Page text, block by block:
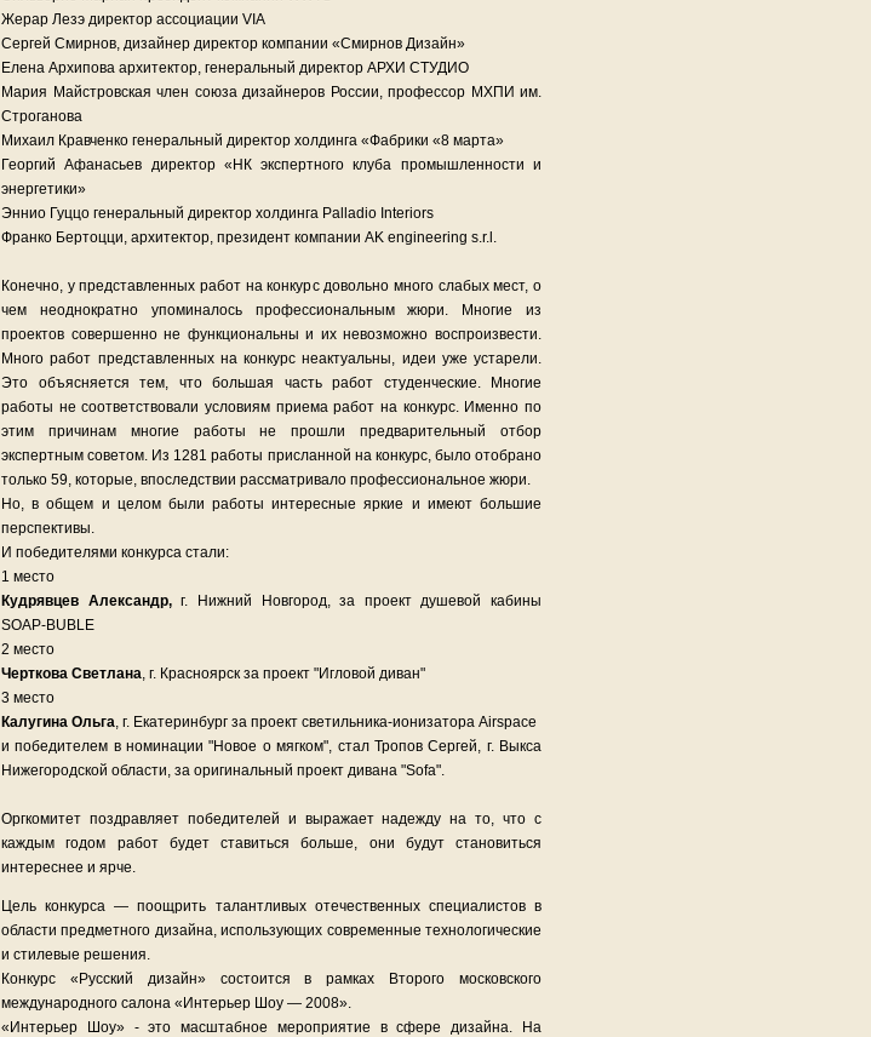
Жерар Лезэ директор ассоциации VIA
Сергей Смирнов, дизайнер директор компании «Смирнов Дизайн»
Елена Архипова архитектор, генеральный директор АРХИ СТУДИО
Мария Майстровская член союза дизайнеров России, профессор МХПИ им.
Строганова
Михаил Кравченко генеральный директор холдинга «Фабрики «8 марта»
Георгий Афанасьев директор «НК экспертного клуба промышленности и
энергетики»
Эннио Гуццо генеральный директор холдинга Palladio Interiors
Франко Бертоцци, архитектор, президент компании AK engineering s.r.l.
Конечно, у представленных работ на конкурс довольно много слабых мест, о
чем неоднократно упоминалось профессиональным жюри. Многие из
проектов совершенно не функциональны и их невозможно воспроизвести.
Много работ представленных на конкурс неактуальны, идеи уже устарели.
Это объясняется тем, что большая часть работ студенческие. Многие
работы не соответствовали условиям приема работ на конкурс. Именно по
этим причинам многие работы не прошли предварительный отбор
экспертным советом. Из 1281 работы присланной на конкурс, было отобрано
только 59, которые, впоследствии рассматривало профессиональное жюри.
Но, в общем и целом были работы интересные яркие и имеют большие
перспективы.
И победителями конкурса стали:
1 место
Кудрявцев Александр,г. Нижний Новгород, за проект душевой кабины
SOAP-BUBLE
2 место
Черткова Светлана, г. Красноярск за проект "Игловой диван"
3 место
Калугина Ольга, г. Екатеринбург за проект светильника-ионизатора Airspace
и победителем в номинации "Новое о мягком", стал Тропов Сергей, г. Выкса
Нижегородской области, за оригинальный проект дивана "Sofa".
Оргкомитет поздравляет победителей и выражает надежду на то, что с
каждым годом работ будет ставиться больше, они будут становиться
интереснее и ярче.
Цель конкурса — поощрить талантливых отечественных специалистов в
области предметного дизайна, использующих современные технологические
и стилевые решения.
Конкурс «Русский дизайн» состоится в рамках Второго московского
международного салона «Интерьер Шоу — 2008».
«Интерьер Шоу» - это масштабное мероприятие в сфере дизайна. На